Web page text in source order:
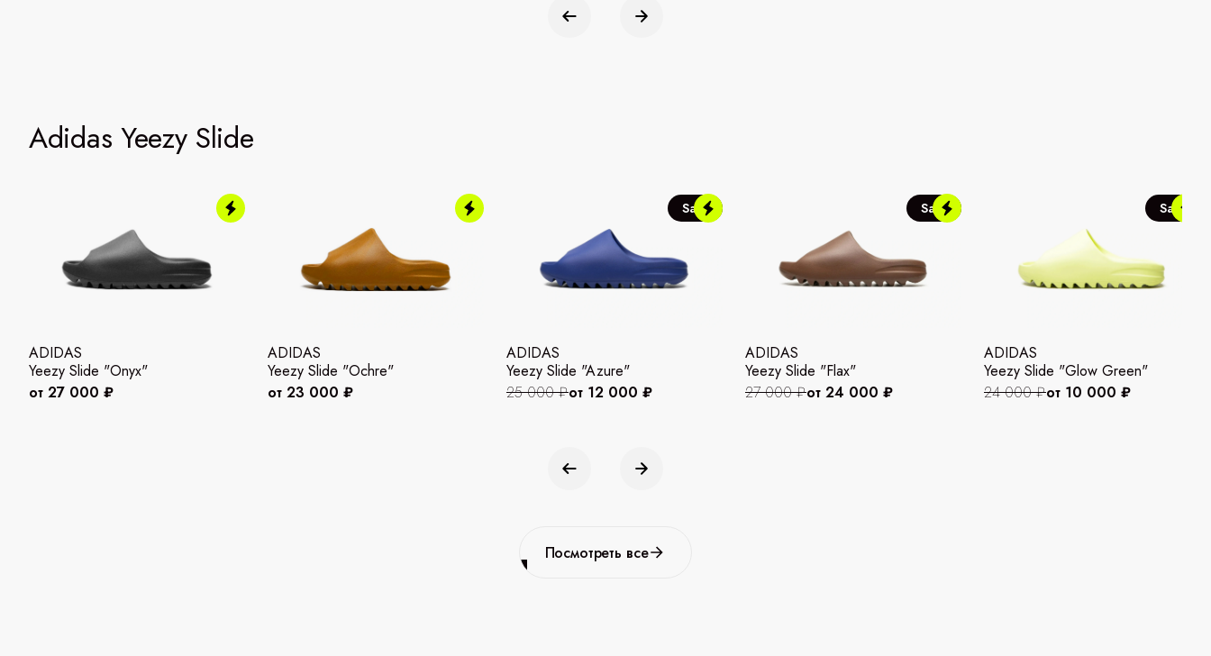
Adidas Yeezy Slide
ADIDAS
Yeezy Slide "Onyx"
от 27 000 ₽
ADIDAS
Yeezy Slide "Ochre"
от 23 000 ₽
Sale
ADIDAS
Yeezy Slide "Azure"
25 000 ₽от 12 000 ₽
Sale
ADIDAS
Yeezy Slide "Flax"
27 000 ₽от 24 000 ₽
Sale
ADIDAS
Yeezy Slide "Glow Green"
24 000 ₽от 10 000 ₽
Посмотреть все